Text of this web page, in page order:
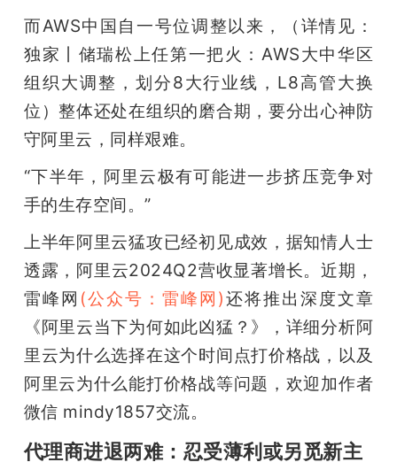
而AWS中国自一号位调整以来，（详情见：
独家丨储瑞松上任第一把火：AWS大中华区
组织大调整，划分8大行业线，L8高管大换
位）整体还处在组织的磨合期，要分出心神防
守阿里云，同样艰难。
“下半年，阿里云极有可能进一步挤压竞争对
手的生存空间。”
上半年阿里云猛攻已经初见成效，据知情人士
透露，阿里云2024Q2营收显著增长。近期，
雷峰网 (公众号：雷峰网)还将推出深度文章
《阿里云当下为何如此凶猛？》，详细分析阿
里云为什么选择在这个时间点打价格战，以及
阿里云为什么能打价格战等问题，欢迎加作者
微信 mindy1857交流。
代理商进退两难：忍受薄利或另觅新主